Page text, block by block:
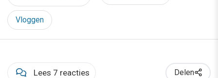
Vloggen
Lees 7 reacties Delen